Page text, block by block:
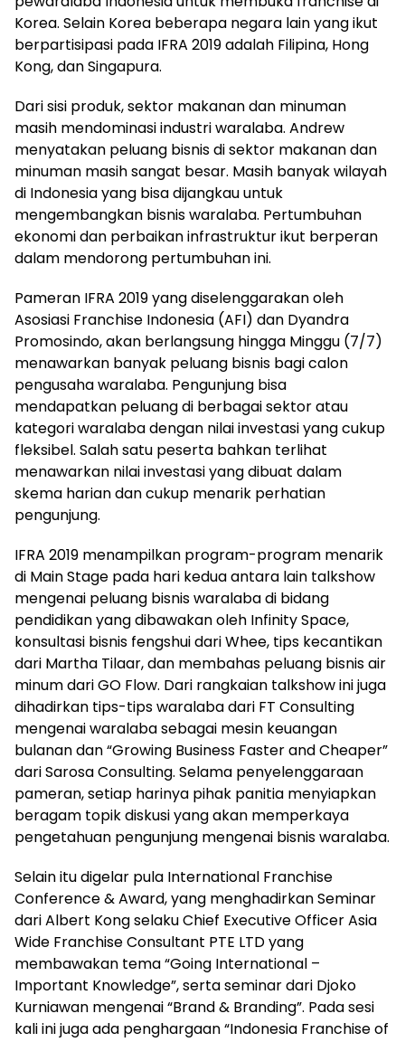
Korea. Selain Korea beberapa negara lain yang ikut
berpartisipasi pada IFRA 2019 adalah Filipina, Hong
Kong, dan Singapura.
Dari sisi produk, sektor makanan dan minuman
masih mendominasi industri waralaba. Andrew
menyatakan peluang bisnis di sektor makanan dan
minuman masih sangat besar. Masih banyak wilayah
di Indonesia yang bisa dijangkau untuk
mengembangkan bisnis waralaba. Pertumbuhan
ekonomi dan perbaikan infrastruktur ikut berperan
dalam mendorong pertumbuhan ini.
Pameran IFRA 2019 yang diselenggarakan oleh
Asosiasi Franchise Indonesia (AFI) dan Dyandra
Promosindo, akan berlangsung hingga Minggu (7/7)
menawarkan banyak peluang bisnis bagi calon
pengusaha waralaba. Pengunjung bisa
mendapatkan peluang di berbagai sektor atau
kategori waralaba dengan nilai investasi yang cukup
fleksibel. Salah satu peserta bahkan terlihat
menawarkan nilai investasi yang dibuat dalam
skema harian dan cukup menarik perhatian
pengunjung.
IFRA 2019 menampilkan program-program menarik
di Main Stage pada hari kedua antara lain talkshow
mengenai peluang bisnis waralaba di bidang
pendidikan yang dibawakan oleh Infinity Space,
konsultasi bisnis fengshui dari Whee, tips kecantikan
dari Martha Tilaar, dan membahas peluang bisnis air
minum dari GO Flow. Dari rangkaian talkshow ini juga
dihadirkan tips-tips waralaba dari FT Consulting
mengenai waralaba sebagai mesin keuangan
bulanan dan “Growing Business Faster and Cheaper”
dari Sarosa Consulting. Selama penyelenggaraan
pameran, setiap harinya pihak panitia menyiapkan
beragam topik diskusi yang akan memperkaya
pengetahuan pengunjung mengenai bisnis waralaba.
Selain itu digelar pula International Franchise
Conference & Award, yang menghadirkan Seminar
dari Albert Kong selaku Chief Executive Officer Asia
Wide Franchise Consultant PTE LTD yang
membawakan tema “Going International –
Important Knowledge”, serta seminar dari Djoko
Kurniawan mengenai “Brand & Branding”. Pada sesi
kali ini juga ada penghargaan “Indonesia Franchise of